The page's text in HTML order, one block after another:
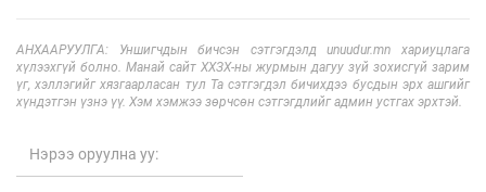
АНХААРУУЛГА: Уншигчдын бичсэн сэтгэгдэлд unuudur.mn хариуцлага
хүлээхгүй болно. Манай сайт ХХЗХ-ны журмын дагуу зүй зохисгүй зарим
үг, хэллэгийг хязгаарласан тул Та сэтгэгдэл бичихдээ бусдын эрх ашгийг
хүндэтгэн үзнэ үү. Хэм хэмжээ зөрчсөн сэтгэгдлийг админ устгах эрхтэй.